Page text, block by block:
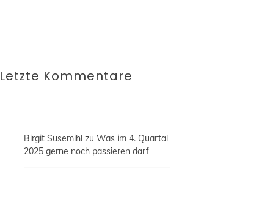
Letzte Kommentare
Birgit Susemihl zuWas im 4. Quartal
2025 gerne noch passieren darf